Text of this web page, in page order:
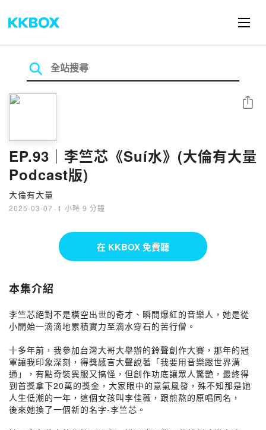
EP.93｜李竺芯《Suí水》(大倫有大量
Podcast版)
大倫有大量
2025-03-07 · 1 小時 9 分鐘
分享
在 KKBOX 免費聽
本集介紹
李竺芯絕對不是橫空出世的奇才、瞬間爆紅的音樂人，她是從
小開始一滴滴地累積實力至滴水穿石的苦行僧。
十多年前，我參加台灣大哥大舉辦的鈴聲創作大賽，那年的冠
軍讓我印象深刻，得獎感言大聲說著「我要用音樂跟世界溝
通」，有點奇裝異服又搞怪，但創作功底讓眾人驚艷，最終得
到首獎拿下20萬的獎金，大家眼中的意氣風發，殊不知那是她
人生低潮的一年，這個女孩叫李佳薇，跟煎熬的原唱同名，
後來她換了一個新的名字-李竺芯。